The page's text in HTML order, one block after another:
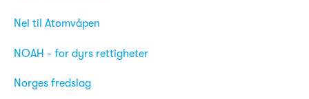
Nei til Atomvåpen
NOAH - for dyrs rettigheter
Norges fredslag